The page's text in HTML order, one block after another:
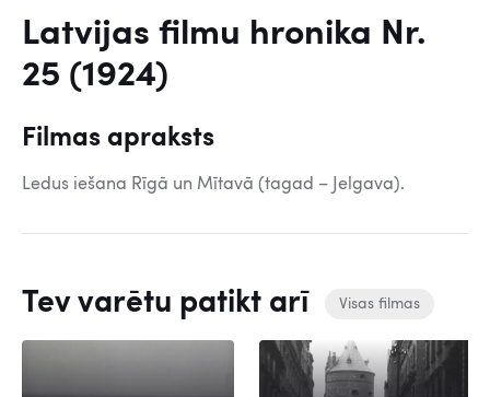
Latvijas filmu hronika Nr.
25 (1924)
Filmas apraksts
Ledus iešana Rīgā un Mītavā (tagad – Jelgava).
Tev varētu patikt arī Visas filmas